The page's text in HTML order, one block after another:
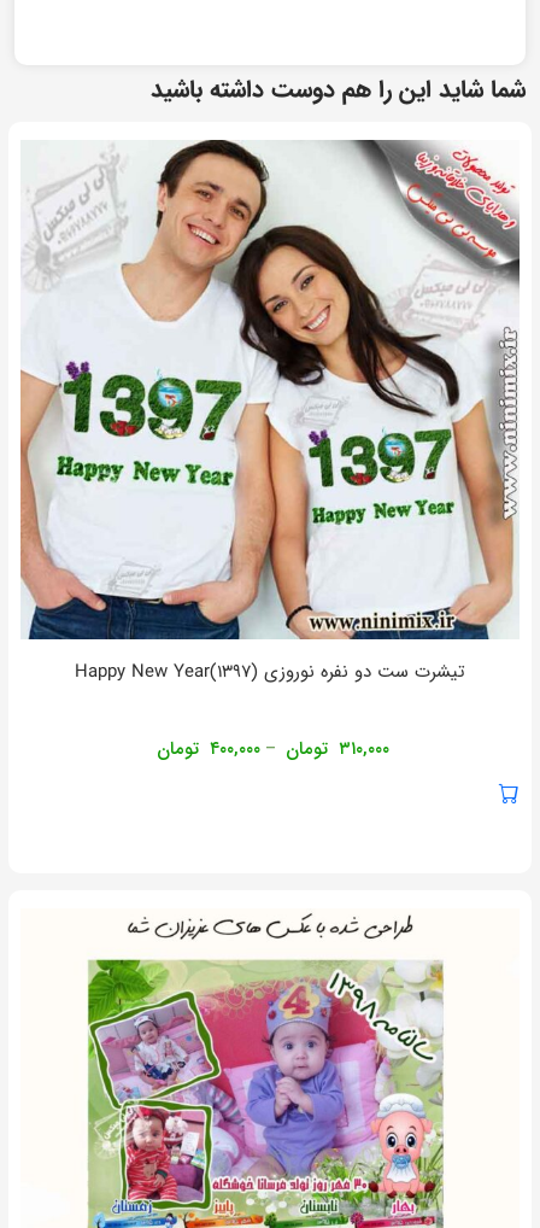
شما شاید این را هم دوست داشته باشید
تیشرت ست دو نفره نوروزی Happy New Year(1397)
۳۱۰,۰۰۰ تومان – ۴۰۰,۰۰۰ تومان